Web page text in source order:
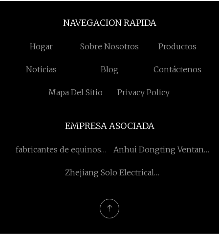
NAVEGACION RAPIDA
Hogar Sobre Nosotros Productos
Noticias Blog Contáctenos
Mapa Del Sitio Privacy Policy
EMPRESA ASOCIADA
fabricantes de equinos
Anhui Dongting Ventana
Limitado.
Zhejiang Solo Electrical